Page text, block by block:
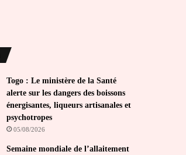
Togo : Le ministère de la Santé
alerte sur les dangers des boissons
énergisantes, liqueurs artisanales et
psychotropes
05/08/2026
Semaine mondiale de l’allaitement